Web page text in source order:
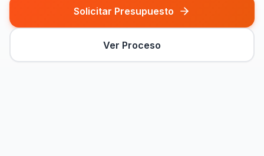
Solicitar Presupuesto
Ver Proceso